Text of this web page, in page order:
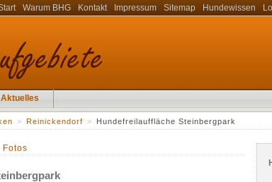
Warum BHG Kontakt Impressum Sitemap Hundewissen
Aktuelles
> Reinickendorf > Hundefreilauffläche Steinbergpark
Fotos